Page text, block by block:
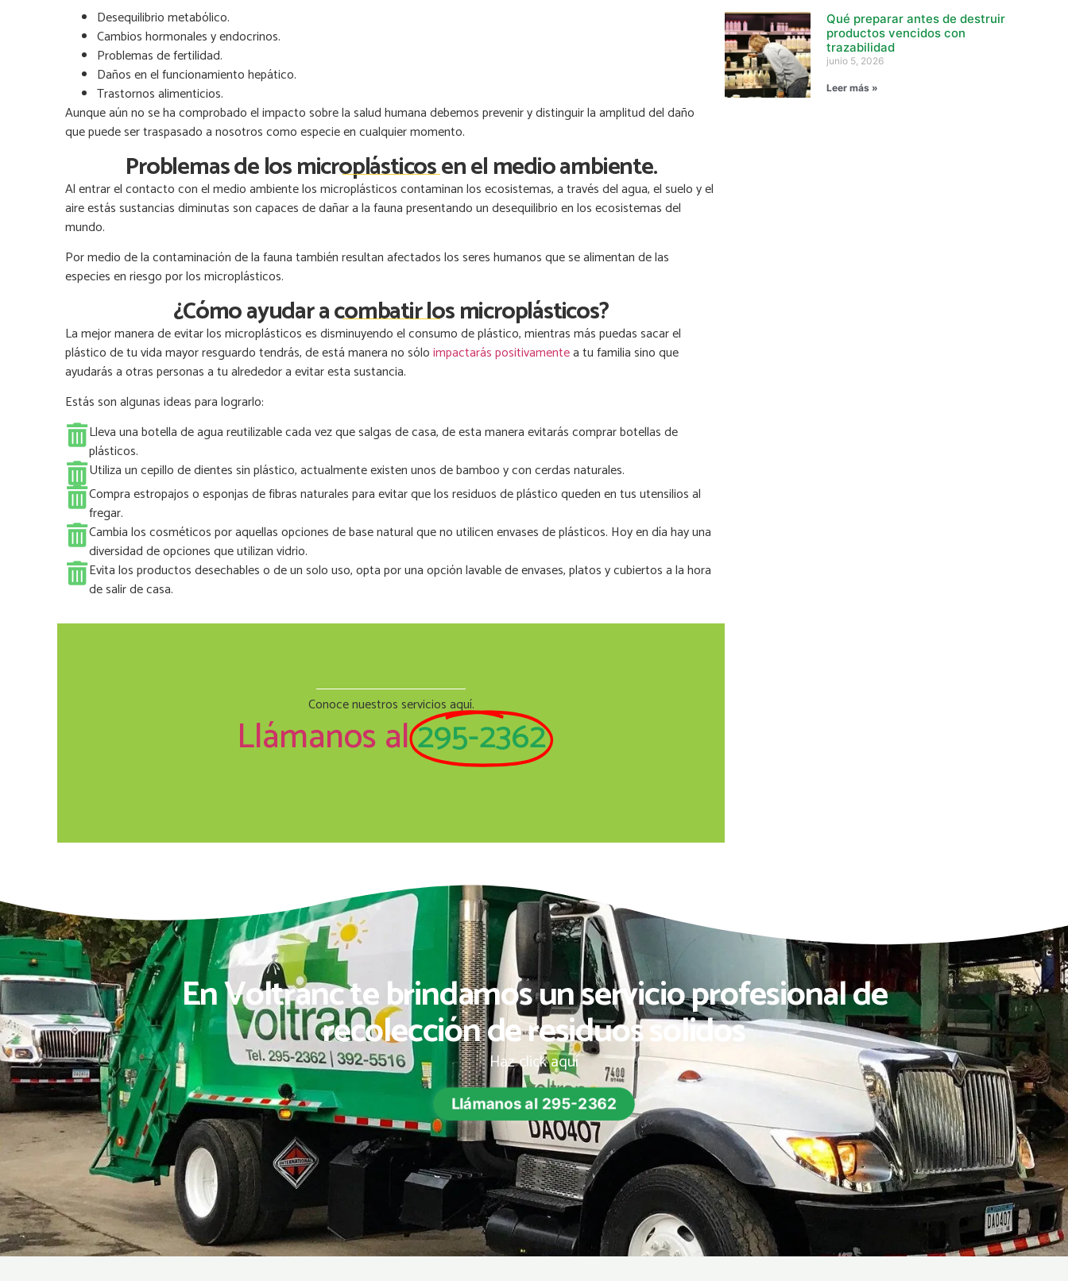
Desequilibrio metabólico.
Cambios hormonales y endocrinos.
Problemas de fertilidad.
Daños en el funcionamiento hepático.
Trastornos alimenticios.
Aunque aún no se ha comprobado el impacto sobre la salud humana debemos prevenir y distinguir la amplitud del daño
que puede ser traspasado a nosotros como especie en cualquier momento.
Problemas de los microplásticos en el medio ambiente.
Al entrar el contacto con el medio ambiente los microplásticos contaminan los ecosistemas, a través del agua, el suelo y el
aire estás sustancias diminutas son capaces de dañar a la fauna presentando un desequilibrio en los ecosistemas del
mundo.
Por medio de la contaminación de la fauna también resultan afectados los seres humanos que se alimentan de las
especies en riesgo por los microplásticos.
¿Cómo ayudar a combatir los microplásticos?
La mejor manera de evitar los microplásticos es disminuyendo el consumo de plástico, mientras más puedas sacar el
plástico de tu vida mayor resguardo tendrás, de está manera no sóloimpactarás positivamentea tu familia sino que
ayudarás a otras personas a tu alrededor a evitar esta sustancia.
Estás son algunas ideas para lograrlo:
Lleva una botella de agua reutilizable cada vez que salgas de casa, de esta manera evitarás comprar botellas de
plásticos.
Utiliza un cepillo de dientes sin plástico, actualmente existen unos de bamboo y con cerdas naturales.
Compra estropajos o esponjas de fibras naturales para evitar que los residuos de plástico queden en tus utensilios al
fregar.
Cambia los cosméticos por aquellas opciones de base natural que no utilicen envases de plásticos. Hoy en día hay una
diversidad de opciones que utilizan vidrio.
Evita los productos desechables o de un solo uso, opta por una opción lavable de envases, platos y cubiertos a la hora
de salir de casa.
Conoce nuestros servicios aquí.
Llámanos al295-2362
Qué preparar antes de destruir
productos vencidos con
trazabilidad
junio 5, 2026
Leer más »
En Voltranc te brindamos un servicio profesional de
recolección de residuos solidos
Haz click aquí
Llámanos al 295-2362